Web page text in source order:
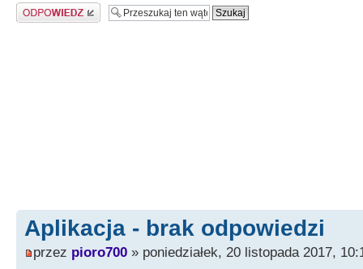
Odpowiedz
Aplikacja - brak odpowiedzi
przez pioro700 » poniedziałek, 20 listopada 2017,